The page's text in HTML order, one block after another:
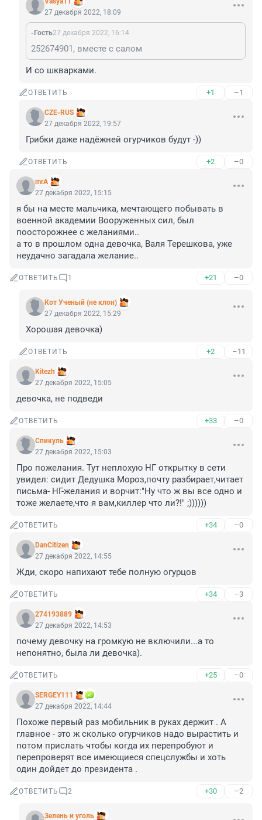
27 декабря 2022, 18:09
-Гость27 декабря 2022, 16:14
252674901, вместе с салом
И со шкварками.
ОТВЕТИТЬ +1 –1
CZE-RUS
27 декабря 2022, 19:57
Грибки даже надёжней огурчиков будут -))
ОТВЕТИТЬ +2 –0
mrA
27 декабря 2022, 15:15
я бы на месте мальчика, мечтающего побывать в
военной академии Вооруженных сил, был
поосторожнее с желаниями..
а то в прошлом одна девочка, Валя Терешкова, уже
неудачно загадала желание..
ОТВЕТИТЬ 1 +21 –0
Кот Ученый (не клон)
27 декабря 2022, 15:29
Хорошая девочка)
ОТВЕТИТЬ +2 –11
Kitezh
27 декабря 2022, 15:05
девочка, не подведи
ОТВЕТИТЬ +33 –0
Спикуль
27 декабря 2022, 15:03
Про пожелания. Тут неплохую НГ открытку в сети
увидел: сидит Дедушка Мороз,почту разбирает,читает
письма- НГ-желания и ворчит:"Ну что ж вы все одно и
тоже желаете,что я вам,киллер что ли?!" ;))))))
ОТВЕТИТЬ +34 –0
DanCitizen
27 декабря 2022, 14:55
Жди, скоро напихают тебе полную огурцов
ОТВЕТИТЬ +34 –3
274193889
27 декабря 2022, 14:53
почему девочку на громкую не включили...а то
непонятно, была ли девочка).
ОТВЕТИТЬ +25 –0
SERGEY111
27 декабря 2022, 14:44
Похоже первый раз мобильник в руках держит . А
главное - это ж сколько огурчиков надо вырастить и
потом прислать чтобы когда их перепробуют и
перепроверят все имеющиеся спецслужбы и хоть
один дойдет до президента .
ОТВЕТИТЬ 2 +30 –2
Зелень и уголь